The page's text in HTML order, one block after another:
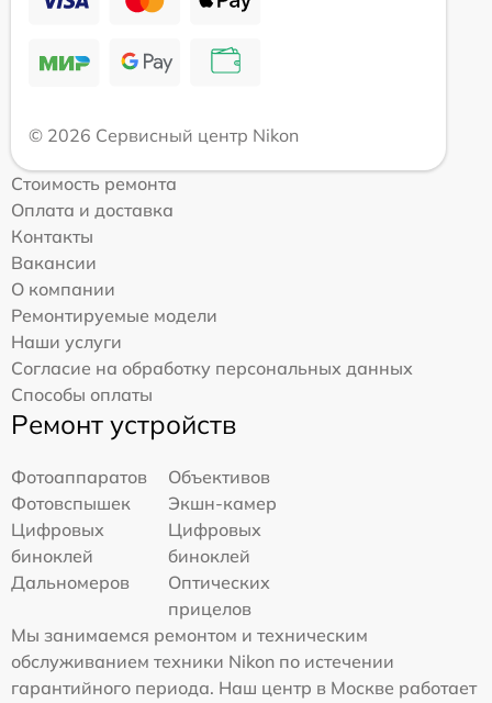
© 2026 Сервисный центр Nikon
Стоимость ремонта
Оплата и доставка
Контакты
Вакансии
О компании
Ремонтируемые модели
Наши услуги
Согласие на обработку персональных данных
Способы оплаты
Ремонт устройств
Фотоаппаратов
Объективов
Фотовспышек
Экшн-камер
Цифровых
биноклей
Цифровых
биноклей
Дальномеров
Оптических
прицелов
Мы занимаемся ремонтом и техническим
обслуживанием техники Nikon по истечении
гарантийного периода. Наш центр в Москве работает